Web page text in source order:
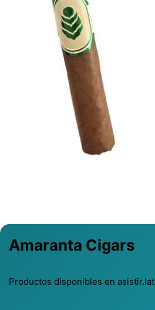
Amaranta Cigars
Productos disponibles en asistir.lat